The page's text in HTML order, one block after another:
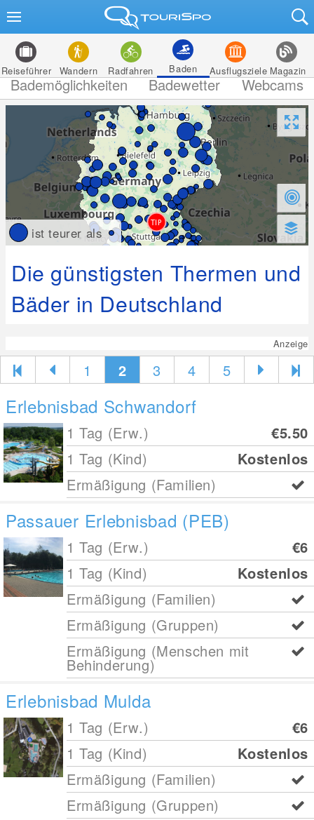
Reiseführer Wandern Radfahren Baden Ausflugsziele Magazin
Bademöglichkeiten Badewetter Webcams
ist teurer als
Die günstigsten Thermen und
Bäder in Deutschland
Anzeige
1 2 3 4 5
Erlebnisbad Schwandorf
1 Tag (Erw.)
€5.50
1 Tag (Kind)
Kostenlos
Ermäßigung (Familien)
Passauer Erlebnisbad (PEB)
1 Tag (Erw.)
€6
1 Tag (Kind)
Kostenlos
Ermäßigung (Familien)
Ermäßigung (Gruppen)
Ermäßigung (Menschen mit
Behinderung)
Erlebnisbad Mulda
1 Tag (Erw.)
€6
1 Tag (Kind)
Kostenlos
Ermäßigung (Familien)
Ermäßigung (Gruppen)